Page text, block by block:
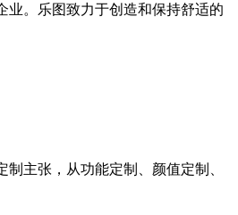
业。乐图致力于创造和保持舒适的
主张，从功能定制、颜值定制、